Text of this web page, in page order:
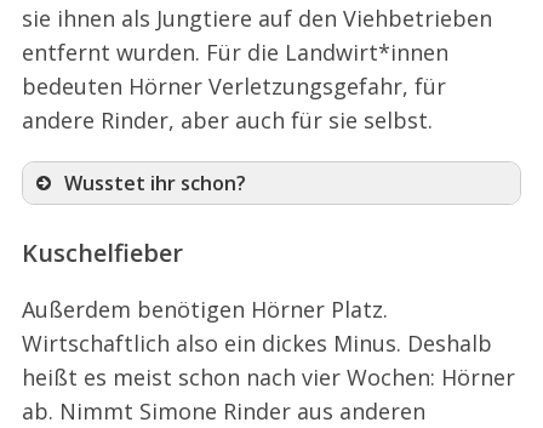
sie ihnen als Jungtiere auf den Viehbetrieben
entfernt wurden. Für die Landwirt*innen
bedeuten Hörner Verletzungsgefahr, für
andere Rinder, aber auch für sie selbst.
Wusstet ihr schon?
Kuschelfieber
Außerdem benötigen Hörner Platz.
Wirtschaftlich also ein dickes Minus. Deshalb
heißt es meist schon nach vier Wochen: Hörner
ab. Nimmt Simone Rinder aus anderen
S
e